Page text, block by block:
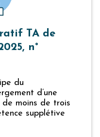
TA de
n°
du
d’une
moins de trois
supplétive